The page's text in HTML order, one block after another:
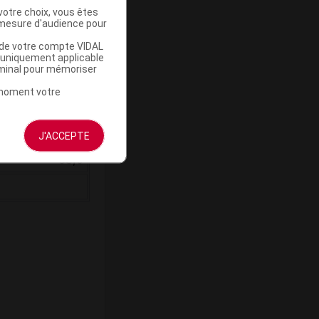
1,3/1,5(3)
0,06
24,0/40,0(3)
30,0/40,0
68,0
choix, vous êtes
d'audience pour
votre compte VIDAL
applicable
pour mémoriser
votre
J'ACCEPTE